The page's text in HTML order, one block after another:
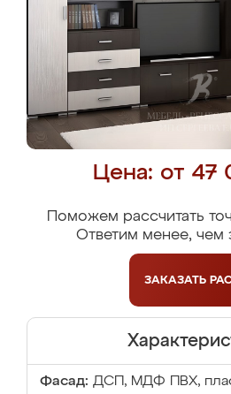
Цена: от 47
Поможем рассчитать
Ответим менее, чем
ЗАКАЗАТЬ
Фасад: ДСП, МДФ ПВХ,